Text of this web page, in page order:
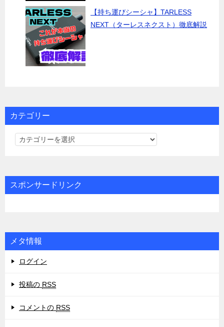
【持ち運びシーシャ】TARLESS
NEXT（ターレスネクスト）徹底解説
カテゴリー
カ
リ
ー
スポンサードリンク
メタ情報
ログイン
投稿の RSS
コメントの RSS